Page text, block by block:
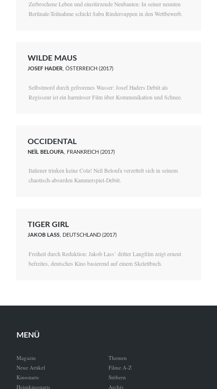
Zerbrochene Leben und einstürzende Neubauten: In seiner neunten
Berlinale-Teilnahme schickt Sabu Rindersuppen in den Wettbewerb.
WILDE MAUS
JOSEF HADER, ÖSTERREICH (2017)
Selbstmord durch gefrorenes Wasser: Josef Haders Debüt als
Regisseur ist ein harmloser Film über Kommunikation und Schnee.
OCCIDENTAL
NEÏL BELOUFA , FRANKREICH (2017)
Italiener trinken keine Cola! Neïl Beloufa verzettelt sich in seinem
chaotisch-absurden Kammerspiel-Debüt.
TIGER GIRL
JAKOB LASS , DEUTSCHLAND (2017)
Freiheit durch Reduktion: Jakob Lass’ dritter Langfilm zeigt erneut
befreites, deutsches Kino basierend auf einem Skelettbuch.
MENÜ
Magazin
Neue Artikel
Kinostarts
Heimkinostarts
Themen
Filme A-Z
Stöbern
Archiv